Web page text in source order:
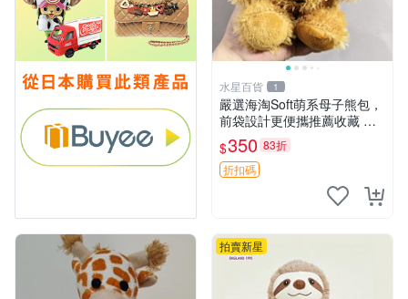
水星百貨 1
嚴選海淘Soft萌系母子熊包，
前袋設計更便攜推薦收藏 母
子熊 軟綿綿 包包
$350 83折
折扣碼
拍賣新星